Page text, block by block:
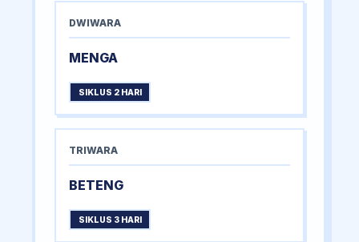
DWIWARA
MENGA
SIKLUS 2 HARI
TRIWARA
BETENG
SIKLUS 3 HARI